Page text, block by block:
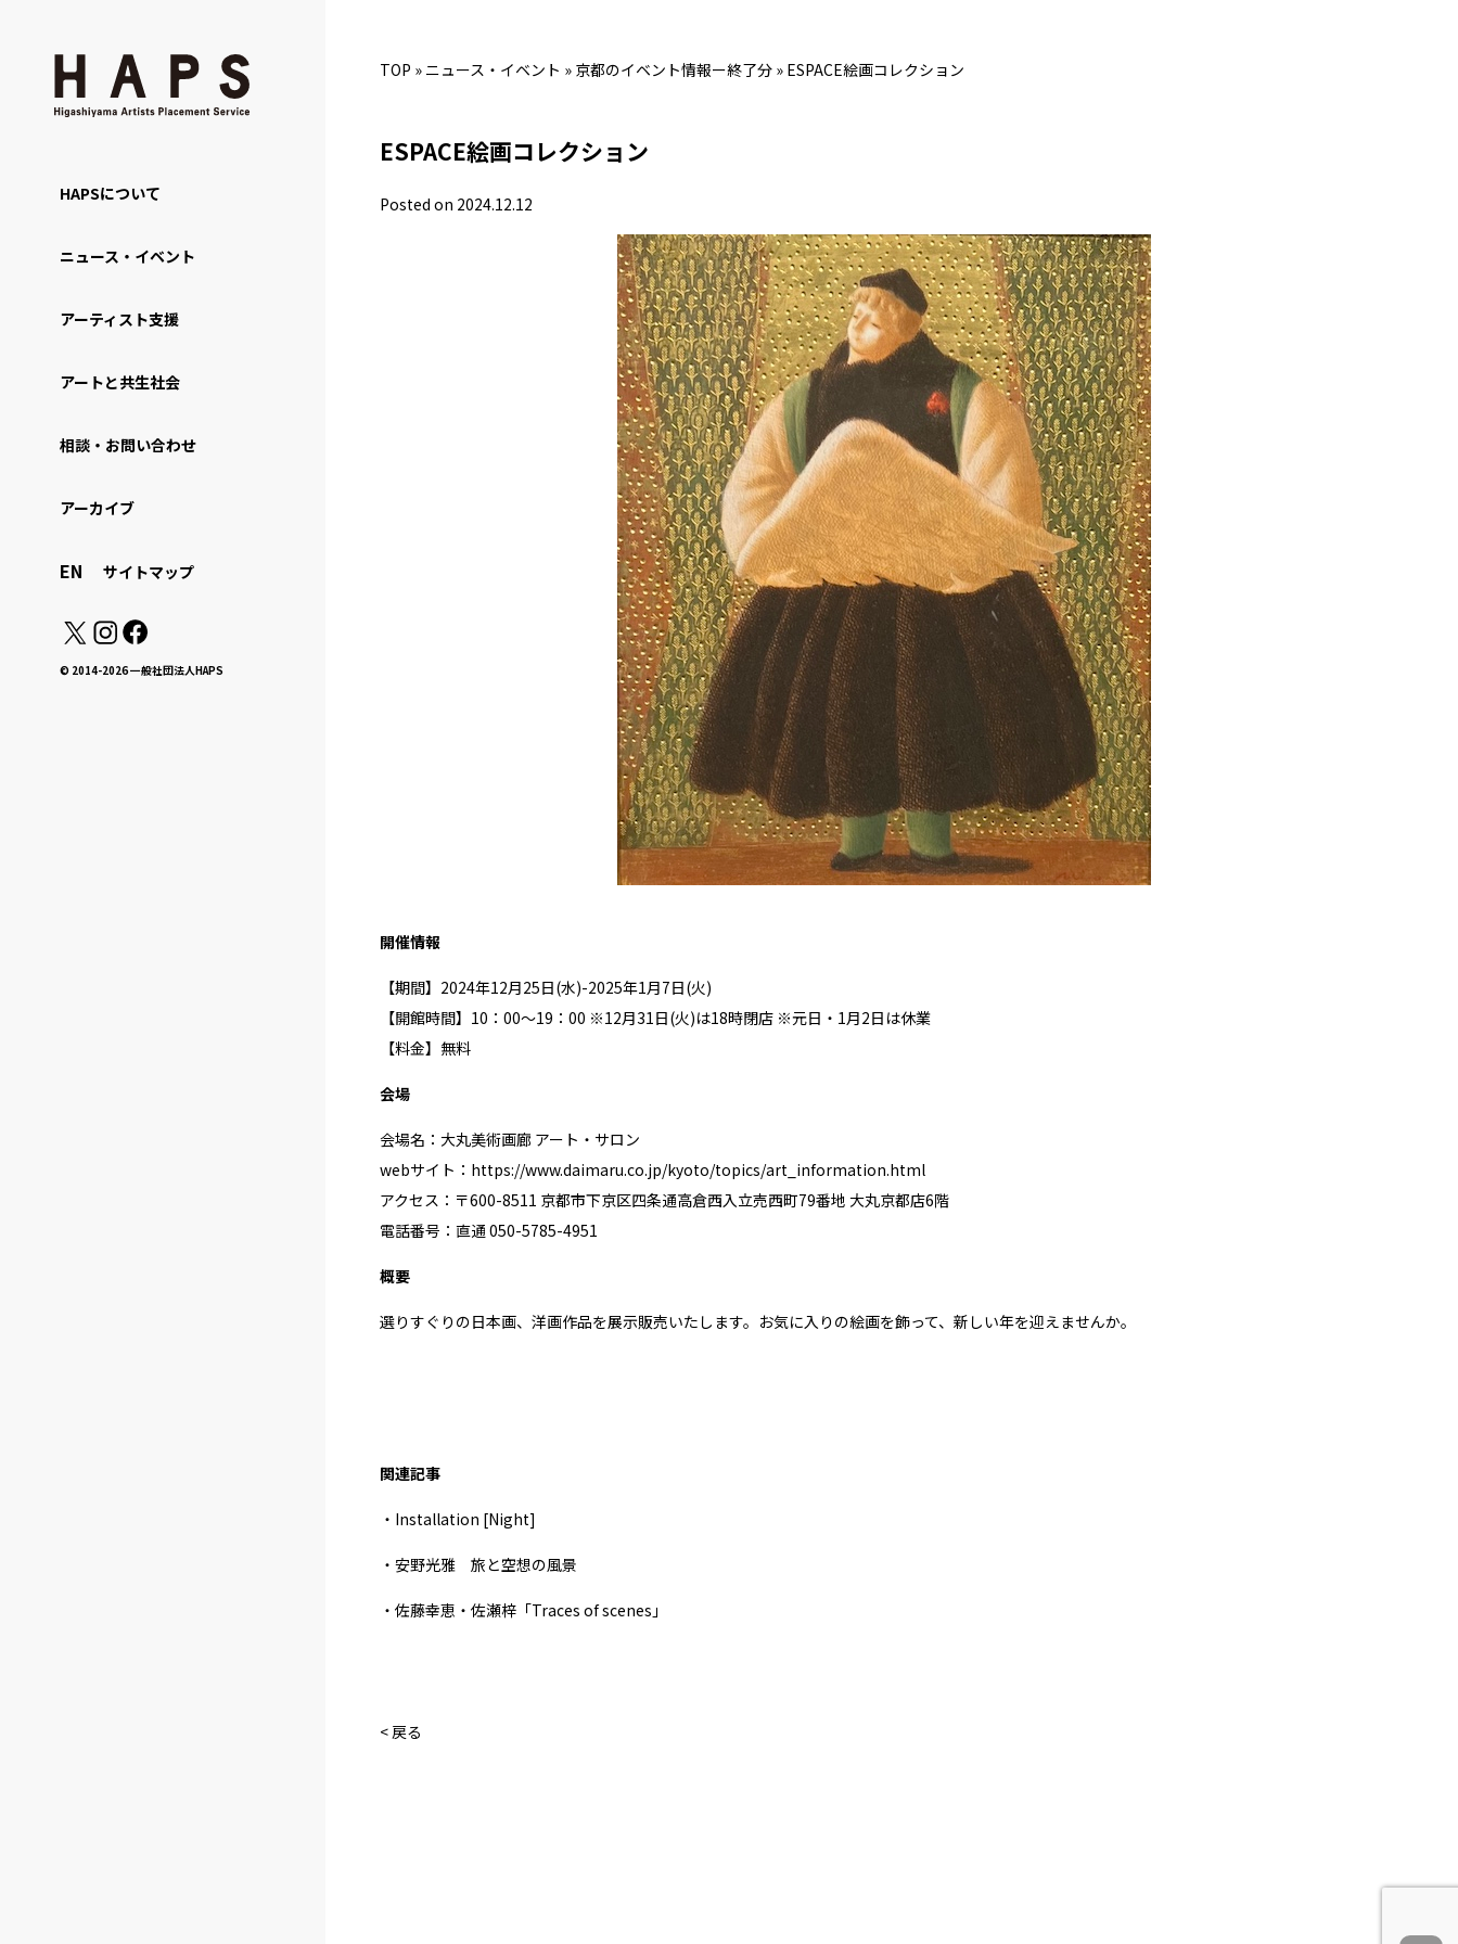
HAPSについて
ニュース・イベント
アーティスト支援
アートと共生社会
相談・お問い合わせ
アーカイブ
EN サイトマップ
© 2014-2026 一般社団法人HAPS
TOP » ニュース・イベント » 京都のイベント情報ー終了分 » ESPACE絵画コレクション
ESPACE絵画コレクション
Posted on 2024.12.12
開催情報
【期間】2024年12月25日(水)-2025年1月7日(火)
【開館時間】10：00～19：00 ※12月31日(火)は18時閉店 ※元日・1月2日は休業
【料金】無料
会場
会場名：大丸美術画廊 アート・サロン
webサイト： https://www.daimaru.co.jp/kyoto/topics/art_information.html
アクセス：〒600-8511 京都市下京区四条通高倉西入立売西町79番地 大丸京都店6階
電話番号：直通 050-5785-4951
概要
選りすぐりの日本画、洋画作品を展示販売いたします。お気に入りの絵画を飾って、新しい年を迎えませんか。
関連記事
・Installation [Night]
・安野光雅 旅と空想の風景
・佐藤幸恵・佐瀬梓「Traces of scenes」
< 戻る